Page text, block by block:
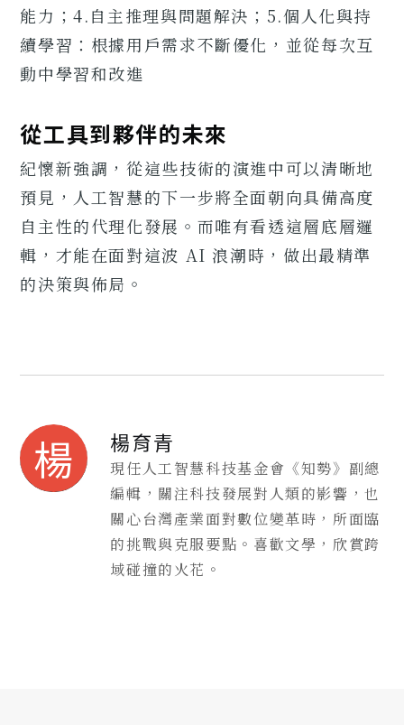
能力；4.自主推理與問題解決；5.個人化與持
續學習：根據用戶需求不斷優化，並從每次互
動中學習和改進
從工具到夥伴的未來
紀懷新強調，從這些技術的演進中可以清晰地
預見，人工智慧的下一步將全面朝向具備高度
自主性的代理化發展。而唯有看透這層底層邏
輯，才能在面對這波 AI 浪潮時，做出最精準
的決策與佈局。
楊 楊育青
現任人工智慧科技基金會《知勢》副總
編輯，關注科技發展對人類的影響，也
關心台灣產業面對數位變革時，所面臨
的挑戰與克服要點。喜歡文學，欣賞跨
域碰撞的火花。